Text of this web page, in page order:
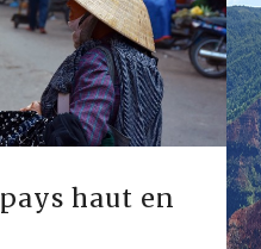
haut en